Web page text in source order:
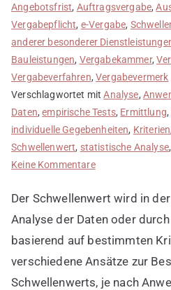
Angebotsfrist, Auftragsvergabe,
Vergabepflicht, e-Vergabe,
anderer besonderer
Bauleistungen, Vergabekammer,
Vergabeverfahren,Vergabevermerk
Verschlagwortet mitAnalyse,
Daten,empirische Tests, Ermittlung,
individuelle Gegebenheiten, Kriterien,
Schwellenwert, statistische Analyse
Keine Kommentarezu
des
Schwellenwerts
Der Schwellenwert wird in
Analyse der Daten oder
basierend auf bestimmten
verschiedene Ansätze zur
Schwellenwerts, je nach